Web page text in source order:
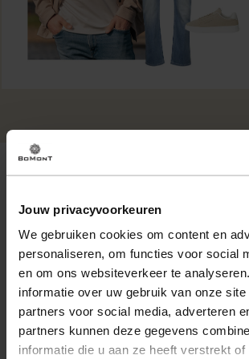
Jouw privacyvoorkeuren
We gebruiken cookies om content en
personaliseren, om functies voor social
en om ons websiteverkeer te
informatie over uw gebruik van onze site
partners voor social media, adverteren
partners kunnen deze gegevens
informatie die u aan ze heeft verstrekt of
Eigenschappen
Schoenen TH Logo Court Trainers Suede
Hilfiger zijn minimalistische schoenen met
bovenwerk en subtiel logo. De dikke,
het zachte, gevoerde hielstuk geven steun
Combineer met jeans of chino voor een
outfit.